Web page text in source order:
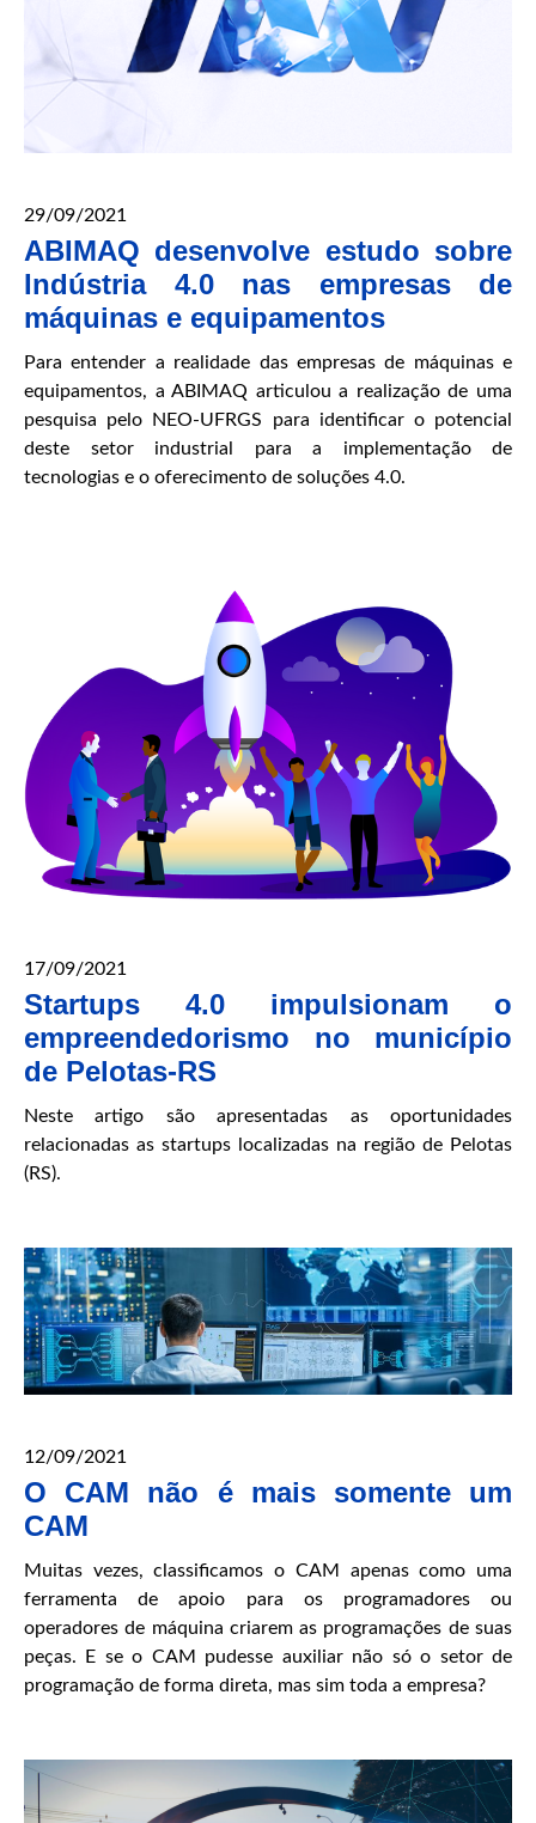
desenvolvimento
de
Smart
29/09/2021
ABIMAQ desenvolve estudo sobre
Indústria 4.0 nas empresas de
máquinas e equipamentos
Para entender a realidade das empresas de máquinas e
equipamentos, a ABIMAQ articulou a realização de uma
pesquisa pelo NEO-UFRGS para identificar o potencial
deste setor industrial para a implementação de
tecnologias e o oferecimento de soluções 4.0.
17/09/2021
Startups 4.0 impulsionam o
empreendedorismo no município
de Pelotas-RS
Neste artigo são apresentadas as oportunidades
relacionadas as startups localizadas na região de Pelotas
(RS).
12/09/2021
O CAM não é mais somente um
CAM
Muitas vezes, classificamos o CAM apenas como uma
ferramenta de apoio para os programadores ou
operadores de máquina criarem as programações de suas
peças. E se o CAM pudesse auxiliar não só o setor de
programação de forma direta, mas sim toda a empresa?